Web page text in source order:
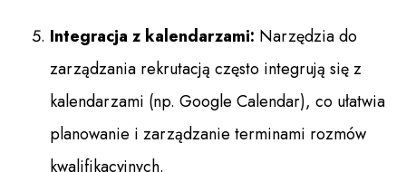
Integracja z kalendarzami: Narzędzia do
zarządzania rekrutacją często integrują się z
kalendarzami (np. Google Calendar), co ułatwia
planowanie i zarządzanie terminami rozmów
kwalifikacyjnych.